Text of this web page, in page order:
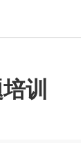
训